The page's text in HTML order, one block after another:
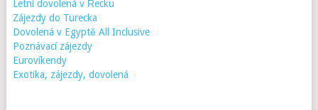
Letní dovolená v Řecku
Zájezdy do Turecka
Dovolená v Egyptě All Inclusive
Poznávací zájezdy
Eurovíkendy
Exotika, zájezdy, dovolená